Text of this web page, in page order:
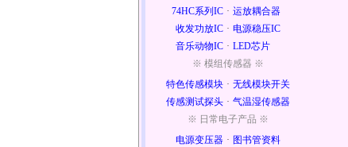
74HC系列IC · 运放耦合器
收发功放IC · 电源稳压IC
音乐动物IC · LED芯片
※ 模组传感器 ※
特色传感模块 · 无线模块开关
传感测试探头 · 气温湿传感器
※ 日常电子产品 ※
电源变压器 · 图书管资料